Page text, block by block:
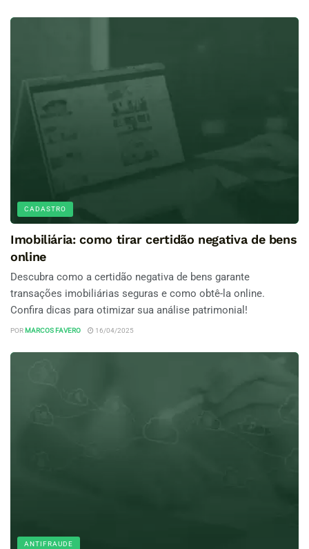
CADASTRO
Imobiliária: como tirar certidão negativa de bens
online
Descubra como a certidão negativa de bens garante
transações imobiliárias seguras e como obtê-la online.
Confira dicas para otimizar sua análise patrimonial!
POR MARCOS FAVERO 16/04/2025
ANTIFRAUDE